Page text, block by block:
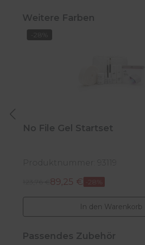
Produktgalerie überspringen
Weitere Farben
-28%
No File Gel Startset
Produktnummer: 93119
Verkaufspreis:
Regulärer Preis:
89,25 € -28%
In den Warenkorb
Produktgalerie überspringen
Passendes Zubehör